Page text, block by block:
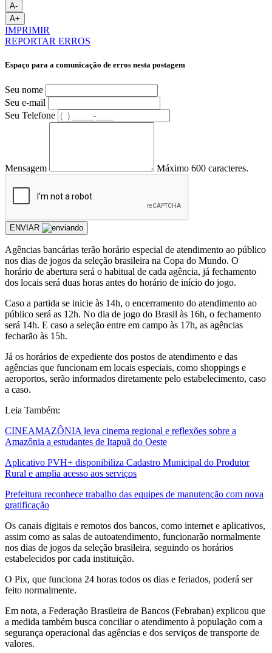
A-
A+
IMPRIMIR
REPORTAR ERROS
Espaço para a comunicação de erros nesta postagem
Seu nome
Seu e-mail
Seu Telefone
Mensagem Máximo 600 caracteres.
ENVIAR
Agências bancárias terão horário especial de atendimento ao público
nos dias de jogos da seleção brasileira na Copa do Mundo. O
horário de abertura será o habitual de cada agência, já fechamento
dos locais será duas horas antes do horário de início do jogo.
Caso a partida se inicie às 14h, o encerramento do atendimento ao
público será as 12h. No dia de jogo do Brasil às 16h, o fechamento
será 14h. E caso a seleção entre em campo às 17h, as agências
fecharão às 15h.
Já os horários de expediente dos postos de atendimento e das
agências que funcionam em locais especiais, como shoppings e
aeroportos, serão informados diretamente pelo estabelecimento, caso
a caso.
Leia Também:
CINEAMAZÔNIA leva cinema regional e reflexões sobre a
Amazônia a estudantes de Itapuã do Oeste
Aplicativo PVH+ disponibiliza Cadastro Municipal do Produtor
Rural e amplia acesso aos serviços
Prefeitura reconhece trabalho das equipes de manutenção com nova
gratificação
Os canais digitais e remotos dos bancos, como internet e aplicativos,
assim como as salas de autoatendimento, funcionarão normalmente
nos dias de jogos da seleção brasileira, seguindo os horários
estabelecidos por cada instituição.
O Pix, que funciona 24 horas todos os dias e feriados, poderá ser
feito normalmente.
Em nota, a Federação Brasileira de Bancos (Febraban) explicou que
a medida também busca conciliar o atendimento à população com a
segurança operacional das agências e dos serviços de transporte de
valores.